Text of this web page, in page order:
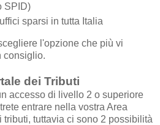
SPID)
sparsi in tutta Italia
l'opzione che più vi
consiglio.
dei Tributi
accesso di livello 2 o superiore
entrare nella vostra Area
tuttavia ci sono 2 possibilità